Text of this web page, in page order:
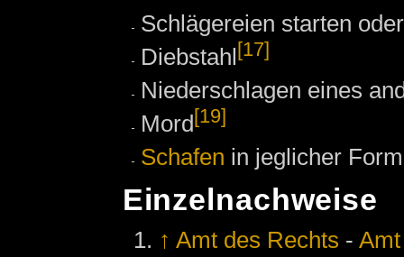
Schlägereien starten
Diebstahl [17]
Niederschlagen eines
Mord[19]
Schafen in jeglicher
Einzelnachweise
↑ Amt des Rechts -